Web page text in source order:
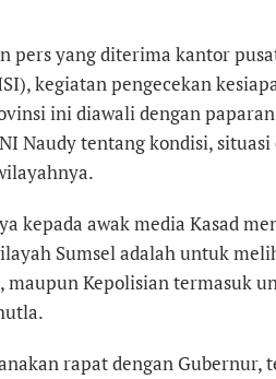
pers yang diterima kantor
kegiatan pengecekan
ini diawali dengan
Naudy tentang kondisi, situasi
kepada awak media Kasad
Sumsel adalah untuk
maupun Kepolisian termasuk
rapat dengan Gubernur,